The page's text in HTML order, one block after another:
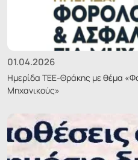
01.04.2026
Ημερίδα ΤΕΕ-Θράκης με θέμα
Μηχανικούς»